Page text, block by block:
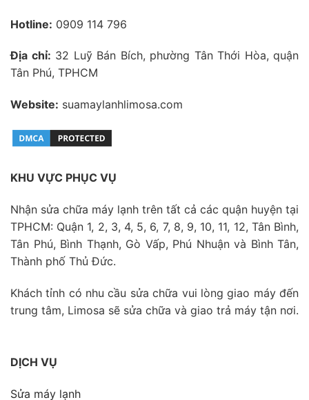
Hotline: 0909 114 796
Địa chỉ: 32 Luỹ Bán Bích, phường Tân Thới Hòa, quận
Tân Phú, TPHCM
Website: suamaylanhlimosa.com
KHU VỰC PHỤC VỤ
Nhận sửa chữa máy lạnh trên tất cả các quận huyện tại
TPHCM: Quận 1, 2, 3, 4, 5, 6, 7, 8, 9, 10, 11, 12, Tân Bình,
Tân Phú, Bình Thạnh, Gò Vấp, Phú Nhuận và Bình Tân,
Thành phố Thủ Đức.
Khách tỉnh có nhu cầu sửa chữa vui lòng giao máy đến
trung tâm, Limosa sẽ sửa chữa và giao trả máy tận nơi.
DỊCH VỤ
Sửa máy lạnh